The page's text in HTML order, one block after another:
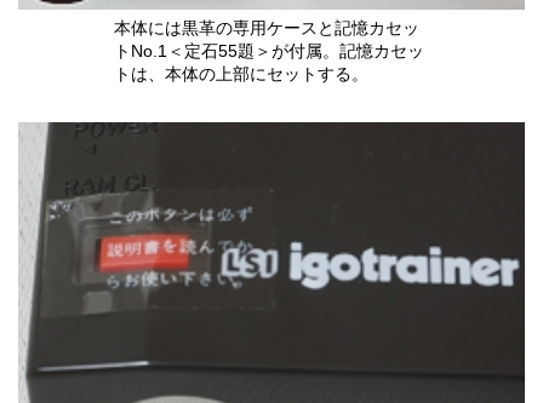
本体には黒革の専用ケースと記憶カセッ
トNo.1＜定石55題＞が付属。記憶カセッ
トは、本体の上部にセットする。